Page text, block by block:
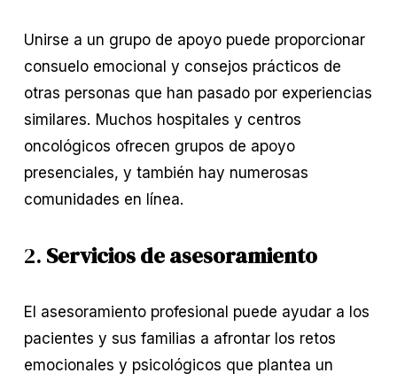
Unirse a un grupo de apoyo puede proporcionar
consuelo emocional y consejos prácticos de
otras personas que han pasado por experiencias
similares. Muchos hospitales y centros
oncológicos ofrecen grupos de apoyo
presenciales, y también hay numerosas
comunidades en línea.
2. Servicios de asesoramiento
El asesoramiento profesional puede ayudar a los
pacientes y sus familias a afrontar los retos
emocionales y psicológicos que plantea un